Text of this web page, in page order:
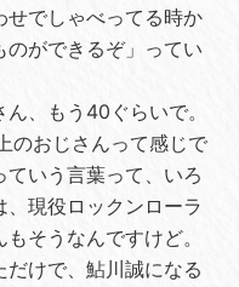
せでしゃべってる時か
のができるぞ」ってい
、もう40ぐらいで。
のおじさんって感じで
いう言葉って、いろ
現役ロックンローラ
そうなんですけど。
けで、鮎川誠になる